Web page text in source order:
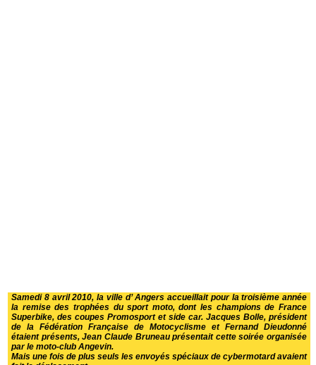
Samedi 8 avril 2010, la ville d’ Angers accueillait pour la troisième année
la remise des trophées du sport moto, dont les champions de France
Superbike, des coupes Promosport et side car. Jacques Bolle, président
de la Fédération Française de Motocyclisme et Fernand Dieudonné
étaient présents, Jean Claude Bruneau présentait cette soirée organisée
par le moto-club Angevin.
Mais une fois de plus seuls les envoyés spéciaux de cybermotard avaient